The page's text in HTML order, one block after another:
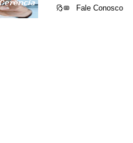
Fale Conosco